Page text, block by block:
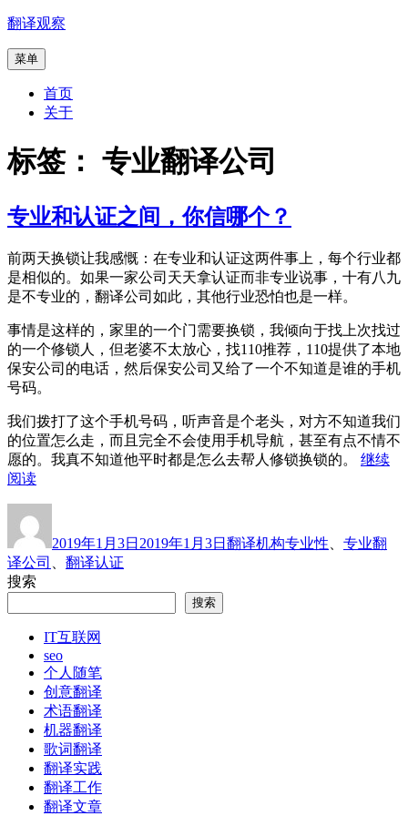
跳
内
翻译观察
菜单
首页
关于
标签： 专业翻译公司
专业和认证之间，你信哪个？
前两天换锁让我感慨：在专业和认证这两件事上，每个行业都
是相似的。如果一家公司天天拿认证而非专业说事，十有八九
是不专业的，翻译公司如此，其他行业恐怕也是一样。
事情是这样的，家里的一个门需要换锁，我倾向于找上次找过
的一个修锁人，但老婆不太放心，找110推荐，110提供了本地
保安公司的电话，然后保安公司又给了一个不知道是谁的手机
号码。
我们拨打了这个手机号码，听声音是个老头，对方不知道我们
的位置怎么走，而且完全不会使用手机导航，甚至有点不情不
愿的。我真不知道他平时都是怎么去帮人修锁换锁的。 继续
阅读“专
和
认
证
之
间，
你
信
哪
个？”
于
2019年1月3日 2019年1月3日 翻译机构专业性
专业翻
译公司
翻译认证
搜索
搜索
IT互联网
seo
个人随笔
创意翻译
术语翻译
机器翻译
歌词翻译
翻译实践
翻译工作
翻译文章